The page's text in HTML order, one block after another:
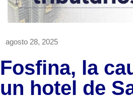
agosto 28, 2025
Fosfina, la
un hotel de